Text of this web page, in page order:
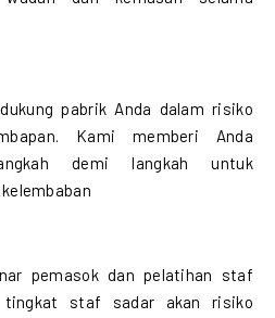
pabrik Anda dalam risiko
Kami memberi Anda
demi langkah untuk
pemasok dan pelatihan staf
staf sadar akan risiko